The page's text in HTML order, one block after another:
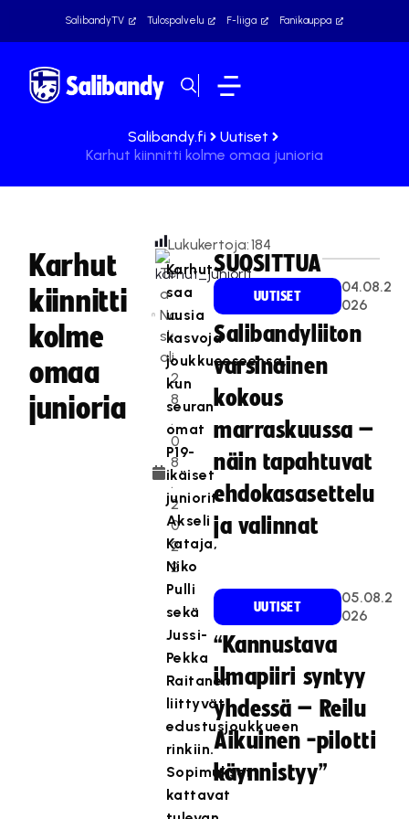
SalibandyTV Tulospalvelu F-liiga Fanikauppa
Salibandy.fi
Uutiset
Karhut kiinnitti kolme omaa junioria
Karhut
kiinnitti
kolme
omaa
junioria
Te
a
Na
sk
ali
2
8
.
0
8
.
2
0
2
2
Lukukertoja:184
Karhut
saa
uusia
kasvoja
joukkueeseensa,
kun
seuran
omat
P19-
ikäiset
juniorit
Akseli
Kataja,
Niko
Pulli
sekä
Jussi-
Pekka
Raitanen
liittyvät
edustusjoukkueen
rinkiin.
Sopimukset
kattavat
SUOSITTUA
UUTISET
04.08.2
026
Salibandyliiton
varsinainen
kokous
marraskuussa –
näin tapahtuvat
ehdokasasettelu
ja valinnat
UUTISET
05.08.2
026
“Kannustava
ilmapiiri syntyy
yhdessä – Reilu
Aikuinen -pilotti
käynnistyy”